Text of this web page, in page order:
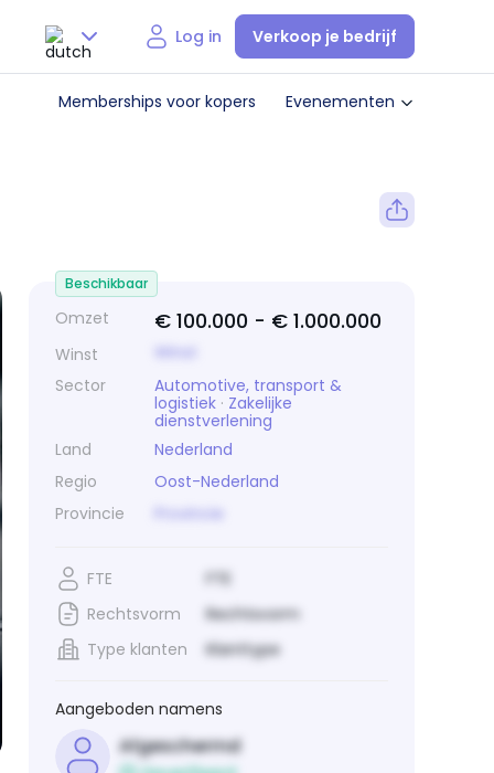
Nederlands
Log in Verkoop je bedrijf
Memberships voor kopers Evenementen
Omzet € 100.000 - € 1.000.000
Winst
Sector
Automotive, transport &
logistiek · Zakelijke
dienstverlening
Land
Nederland
Regio
Oost-Nederland
Provincie
Beschikbaar
FTE
FTE
Rechtsvorm
Rechtsvorm
Type klanten
Klanttype
Aangeboden namens
Afgeschermd